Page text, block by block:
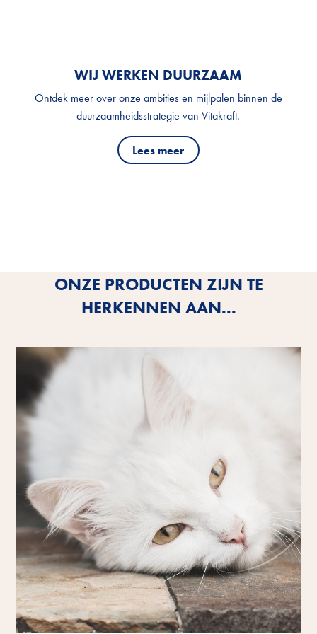
WIJ WERKEN DUURZAAM
Ontdek meer over onze ambities en mijlpalen binnen de
duurzaamheidsstrategie van Vitakraft.
Lees meer
ONZE PRODUCTEN ZIJN TE
HERKENNEN AAN...